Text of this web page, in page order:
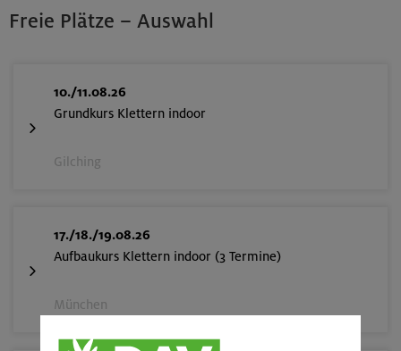
Freie Plätze – Auswahl
10./11.08.26
Grundkurs Klettern indoor
Gilching
17./18./19.08.26
Aufbaukurs Klettern indoor (3 Termine)
München